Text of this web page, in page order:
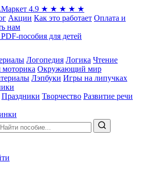
4.9 ★ ★ ★ ★ ★
Акции Как это работает Оплата и
нам
Логопедия Логика Чтение
Окружающий мир
Лэпбуки Игры на липучках
Праздники Творчество Развитие речи